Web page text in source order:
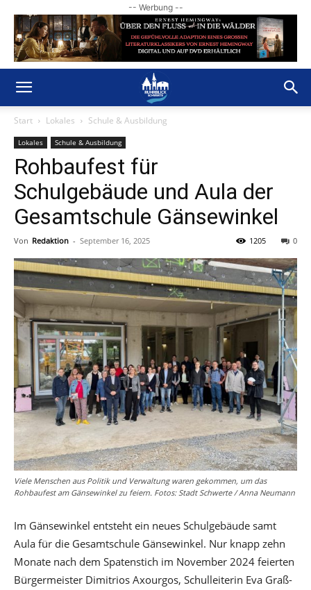
-- Werbung --
Start Lokales Schule & Ausbildung
Lokales Schule & Ausbildung
Rohbaufest für
Schulgebäude und Aula der
Gesamtschule Gänsewinkel
Von Redaktion - September 16, 2025 0
1205
Viele Menschen aus Politik und Verwaltung waren gekommen, um das
Rohbaufest am Gänsewinkel zu feiern. Fotos: Stadt Schwerte / Anna Neumann
Im Gänsewinkel entsteht ein neues Schulgebäude samt
Aula für die Gesamtschule Gänsewinkel. Nur knapp zehn
Monate nach dem Spatenstich im November 2024 feierten
Bürgermeister Dimitrios Axourgos, Schulleiterin Eva Graß-